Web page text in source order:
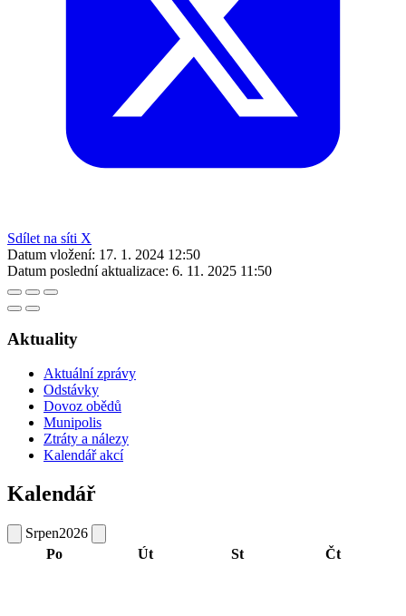
Sdílet na síti X
Datum vložení: 17. 1. 2024 12:50
Datum poslední aktualizace: 6. 11. 2025 11:50
Aktuality
Aktuální zprávy
Odstávky
Dovoz obědů
Munipolis
Ztráty a nálezy
Kalendář akcí
Kalendář
Srpen2026
Po
Út St Čt